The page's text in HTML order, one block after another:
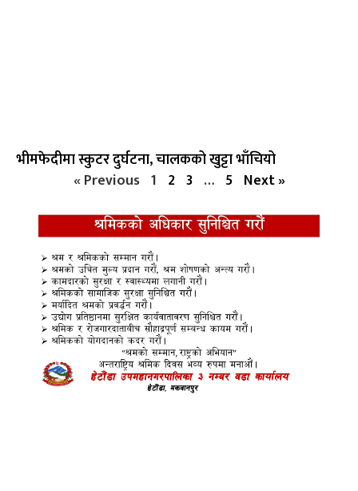
भीमफेदीमा स्कुटर दुर्घटना, चालकको खुट्टा भाँचियो
« Previous 1 2 3 … 5 Next »